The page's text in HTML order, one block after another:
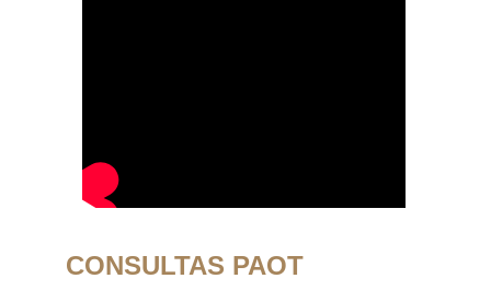
CONSULTAS PAOT